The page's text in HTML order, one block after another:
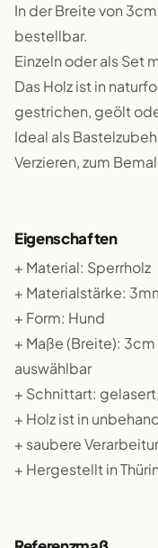
In der Breite von
bestellbar.
Einzeln oder als Set
Das Holz ist in
gestrichen, geölt
Ideal als
Verzieren, zum
Eigenschaften
+ Material: Sperrholz
+ Materialstärke:
+ Form: Hund
+ Maße (Breite):
auswählbar
+ Schnittart:
+ Holz ist in
+ saubere
+ Hergestellt in